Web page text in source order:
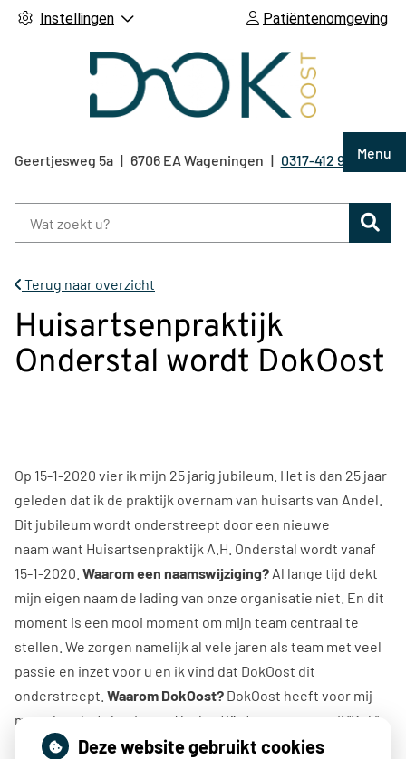
Instellingen Patiëntenomgeving
Menu
Geertjesweg 5a 6706 EA Wageningen Tel:
0317-412 921
Terug naar overzicht
Huisartsenpraktijk
Onderstal wordt DokOost
Op 15-1-2020 vier ik mijn 25 jarig jubileum. Het is dan 25 jaar
geleden dat ik de praktijk overnam van huisarts van Andel.
Dit jubileum wordt onderstreept door een nieuwe
naam want Huisartsenpraktijk A.H. Onderstal wordt vanaf
15-1-2020. Waarom een naamswijziging? Al lange tijd dekt
mijn eigen naam de lading van onze organisatie niet. En dit
moment is een mooi moment om mijn team centraal te
stellen. We zorgen namelijk al vele jaren als team met veel
passie en inzet voor u en ik vind dat DokOost dit
onderstreept. Waarom DokOost? DokOost heeft voor mij
meerdere betekenissen. Veel patiënten noemen mij “Dok”.
Daarbij staan wij met name paraat voor de zorg in
Deze website gebruikt cookies